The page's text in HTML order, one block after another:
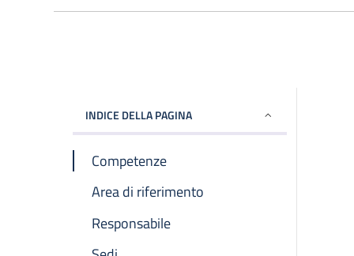
INDICE DELLA PAGINA
Competenze
Area di riferimento
Responsabile